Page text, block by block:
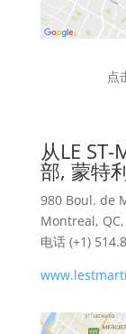
点
从LE
部, 蒙特
980 Boul. de
Montreal,
电话 (+1)